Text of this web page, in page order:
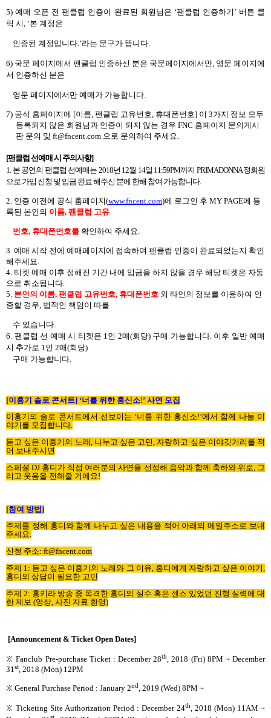
5)예매 오픈 전 팬클럽 인증이 완료된 회원님은 ‘팬클럽 인증하기 ’ 버튼 클
릭 시, ‘본 계정은
인증된 계정입니다.’라는 문구가 뜹니다.
6) 국문 페이지에서 팬클럽 인증하신 분은 국문페이지에서만, 영문 페이지에
서 인증하신 분은
영문 페이지에서만 예매가 가능합니다.
7) 공식 홈페이지에 [이름, 팬클럽 고유번호, 휴대폰번호] 이 3가지 정보 모두
등록되지 않은 회원님과 인증이 되지 않는 경우 FNC 홈페이지 문의게시
판 문의 및 ft@fncent.com 으로 문의하여 주세요.
[팬클럽 선예매 시 주의사항]
1. 본 공연의 팬클럽 선예매는 2018년 12월 14일 11:59PM까지 PRIMADONNA정회원
으로 가입 신청 및 입금 완료 해주신 분에 한해 참여 가능합니다.
2. 인증 이전에 공식 홈페이지(www.fncent.com)에 로그인 후 MY PAGE에 등
록된 본인의 이름, 팬클럽 고유
번호, 휴대폰번호를 확인하여 주세요.
3. 예매 시작 전에 예매페이지에 접속하여 팬클럽 인증이 완료되었는지 확인
해주세요.
4. 티켓 예매 이후 정해진 기간 내에 입금을 하지 않을 경우 해당 티켓은 자동
으로 취소됩니다.
5. 본인의 이름, 팬클럽 고유번호, 휴대폰번호 외 타인의 정보를 이용하여 인
증할 경우, 법적인 책임이 따를
수 있습니다.
6. 팬클럽 선 예매 시 티켓은 1인 2매(회당) 구매 가능합니다. 이후 일반 예매
시 추가로 1인 2매(회당)
구매 가능합니다.
[이홍기 솔로 콘서트] ‘너를 위한 홍신소!’ 사연 모집
이홍기의 솔로 콘서트에서 선보이는 ‘너를 위한 홍신소!’에서 함께 나눌 이
야기를 모집합니다.
듣고 싶은 이홍기의 노래, 나누고 싶은 고민,자랑하고 싶은 이야깃거리를 적
어 보내주시면
스페셜 DJ 홍디가 직접 여러분의 사연을 선정해 음악과 함께 축하와 위로, 그
리고 웃음을 전해줄 거에요!
[참여 방법 ]
주제를 정해 홍디와 함께 나누고 싶은 내용을 적어 아래의 메일주소로 보내
주세요.
신청 주소: ft@fncent.com
주제 1: 듣고 싶은 이홍기의 노래와 그 이유, 홍디에게 자랑하고 싶은 이야기,
홍디의 상담이 필요한 고민
주제2: 홍키라 방송 중 목격한 홍디의 실수 혹은 센스 있었던 진행 실력에 대
한 제보 (영상, 사진 자료 환영)
[Announcement & Ticket Open Dates]
※ Fanclub Pre-purchase Ticket: December 28th
, 2018 (Fri) 8PM ~ December
31 st , 2018 (Mon) 12PM
※ General Purchase Period : January 2nd, 2019 (Wed) 8PM ~
※ Ticketing Site Authorization Period : December 24th
, 2018 (Mon) 11AM ~
st